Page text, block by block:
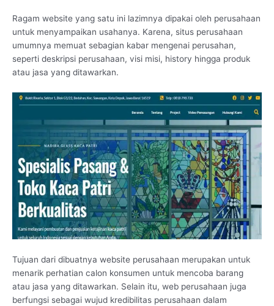
Ragam website yang satu ini lazimnya dipakai oleh perusahaan
untuk menyampaikan usahanya. Karena, situs perusahaan
umumnya memuat sebagian kabar mengenai perusahan,
seperti deskripsi perusahaan, visi misi, history hingga produk
atau jasa yang ditawarkan.
Tujuan dari dibuatnya website perusahaan merupakan untuk
menarik perhatian calon konsumen untuk mencoba barang
atau jasa yang ditawarkan. Selain itu, web perusahaan juga
berfungsi sebagai wujud kredibilitas perusahaan dalam